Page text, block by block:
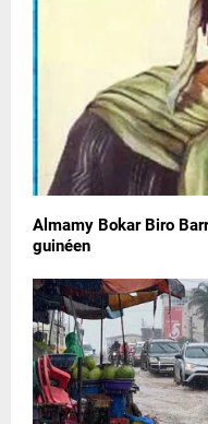
Almamy Bokar Biro
guinéen